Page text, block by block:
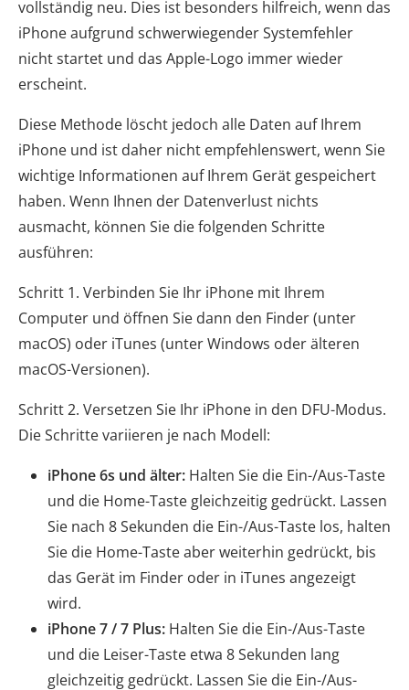
vollständig neu. Dies ist besonders hilfreich, wenn das
iPhone aufgrund schwerwiegender Systemfehler
nicht startet und das Apple-Logo immer wieder
erscheint.
Diese Methode löscht jedoch alle Daten auf Ihrem
iPhone und ist daher nicht empfehlenswert, wenn Sie
wichtige Informationen auf Ihrem Gerät gespeichert
haben. Wenn Ihnen der Datenverlust nichts
ausmacht, können Sie die folgenden Schritte
ausführen:
Schritt 1. Verbinden Sie Ihr iPhone mit Ihrem
Computer und öffnen Sie dann den Finder (unter
macOS) oder iTunes (unter Windows oder älteren
macOS-Versionen).
Schritt 2. Versetzen Sie Ihr iPhone in den DFU-Modus.
Die Schritte variieren je nach Modell:
iPhone 6s und älter: Halten Sie die Ein-/Aus-Taste
und die Home-Taste gleichzeitig gedrückt. Lassen
Sie nach 8 Sekunden die Ein-/Aus-Taste los, halten
Sie die Home-Taste aber weiterhin gedrückt, bis
das Gerät im Finder oder in iTunes angezeigt
wird.
iPhone 7 / 7 Plus: Halten Sie die Ein-/Aus-Taste
und die Leiser-Taste etwa 8 Sekunden lang
gleichzeitig gedrückt. Lassen Sie die Ein-/Aus-